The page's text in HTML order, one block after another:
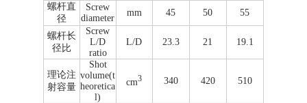
螺杆直
径
Screw
diameter
mm 45 50 55
螺杆长
径比
Screw
L/D
ratio
L/D 23.3 21 19.1
理论注
射容量
Shot
volume(t
heoretica
l)
cm3 340 420 510